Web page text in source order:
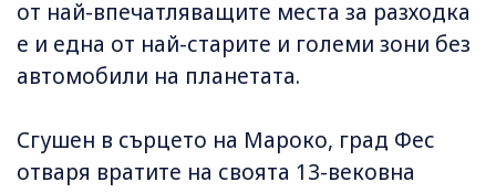
от най-впечатляващите места за разходка
е и една от най-старите и големи зони без
автомобили на планетата.
Сгушен в сърцето на Мароко, град Фес
отваря вратите на своята 13-вековна